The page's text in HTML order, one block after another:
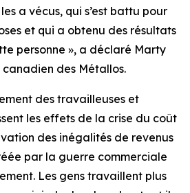
a vécus, qui s’est battu pour
et qui a obtenu des résultats
personne », a déclaré Marty
des Métallos.
des travailleuses et
les effets de la crise du coût
des inégalités de revenus
par la guerre commerciale
Les gens travaillent plus